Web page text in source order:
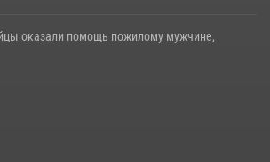
оказали помощь пожилому мужчине,